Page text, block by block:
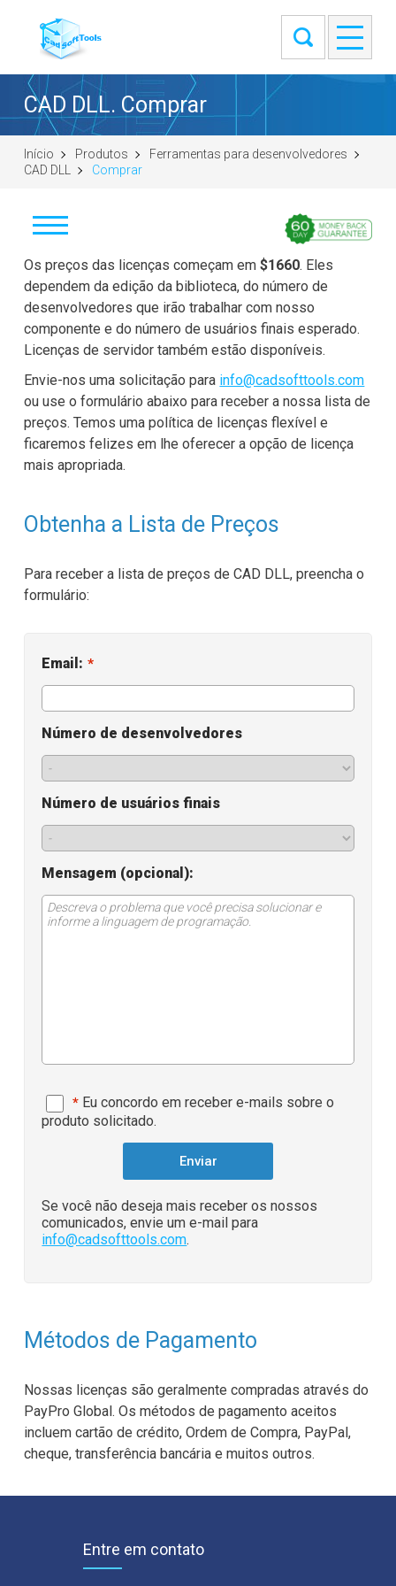
CAD DLL. Comprar
Início Produtos
Ferramentas para desenvolvedores
CAD DLL
Comprar
Baixar
Comprar
Faça uma pergunta
Avaliações de clientes
Ajuda
Escolha de SDK
Os preços das licenças começam em$1660. Eles
dependem da edição da biblioteca, do número de
desenvolvedores que irão trabalhar com nosso
componente e do número de usuários finais esperado.
Licenças de servidor também estão disponíveis.
Envie-nos uma solicitação para info@cadsofttools.com
ou use o formulário abaixo para receber a nossa lista de
preços. Temos uma política de licenças flexível e
ficaremos felizes em lhe oferecer a opção de licença
mais apropriada.
Obtenha a Lista de Preços
Para receber a lista de preços de CAD DLL, preencha o
formulário:
Email: *
Número de desenvolvedores
Número de usuários finais
Mensagem (opcional):
* Eu concordo em receber e-mails sobre o
produto solicitado.
Se você não deseja mais receber os nossos
comunicados, envie um e-mail para
info@cadsofttools.com.
Métodos de Pagamento
Nossas licenças são geralmente compradas através do
PayPro Global. Os métodos de pagamento aceitos
incluem cartão de crédito, Ordem de Compra, PayPal,
cheque, transferência bancária e muitos outros.
Entre em contato